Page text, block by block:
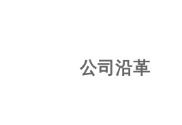
公司沿革